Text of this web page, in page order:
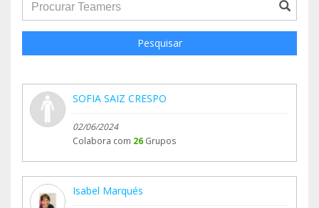
Pesquisar
SOFIA SAIZ CRESPO
02/06/2024
Colabora com 26 Grupos
Isabel Marqués